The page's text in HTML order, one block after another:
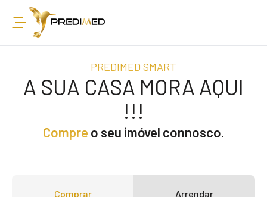
PREDIMED SMART
A SUA CASA MORA AQUI
!!!
Compre o seu imóvel connosco.
Comprar Arrendar